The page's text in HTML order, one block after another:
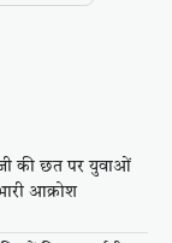
की छत पर युवाओं
आक्रोश